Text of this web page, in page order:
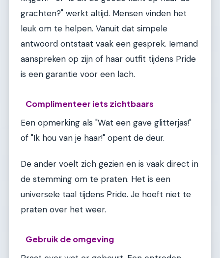
grachten?" werkt altijd. Mensen vinden het
leuk om te helpen. Vanuit dat simpele
antwoord ontstaat vaak een gesprek. Iemand
aanspreken op zijn of haar outfit tijdens Pride
is een garantie voor een lach.
Complimenteer iets zichtbaars
Een opmerking als "Wat een gave glitterjas!"
of "Ik hou van je haar!" opent de deur.
De ander voelt zich gezien en is vaak direct in
de stemming om te praten. Het is een
universele taal tijdens Pride. Je hoeft niet te
praten over het weer.
Gebruik de omgeving